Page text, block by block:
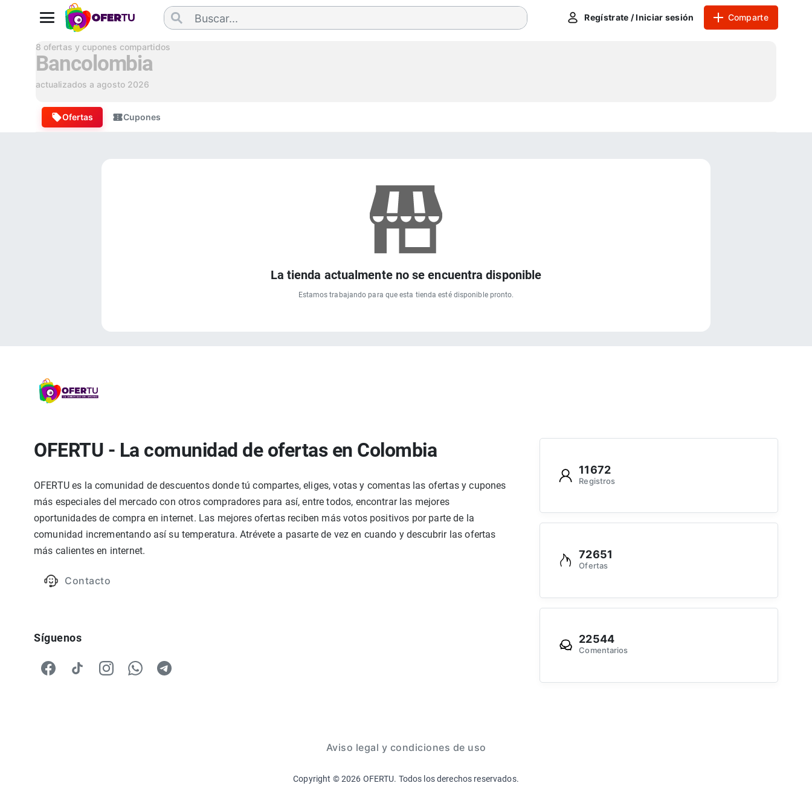
Regístrate / Iniciar sesión Comparte
8 ofertas y cupones compartidos
Bancolombia
actualizados a agosto 2026
Ofertas Cupones
La tienda actualmente no se encuentra disponible
Estamos trabajando para que esta tienda esté disponible pronto.
OFERTU - La comunidad de ofertas en Colombia
OFERTU es la comunidad de descuentos donde tú compartes, eliges, votas y comentas las ofertas y cupones
más especiales del mercado con otros compradores para así, entre todos, encontrar las mejores
oportunidades de compra en internet. Las mejores ofertas reciben más votos positivos por parte de la
comunidad incrementando así su temperatura. Atrévete a pasarte de vez en cuando y descubrir las ofertas
más calientes en internet.
Contacto
Síguenos
11672
Registros
72651
Ofertas
22544
Comentarios
Aviso legal y condiciones de uso
Copyright ©2026 OFERTU. Todos los derechos reservados.